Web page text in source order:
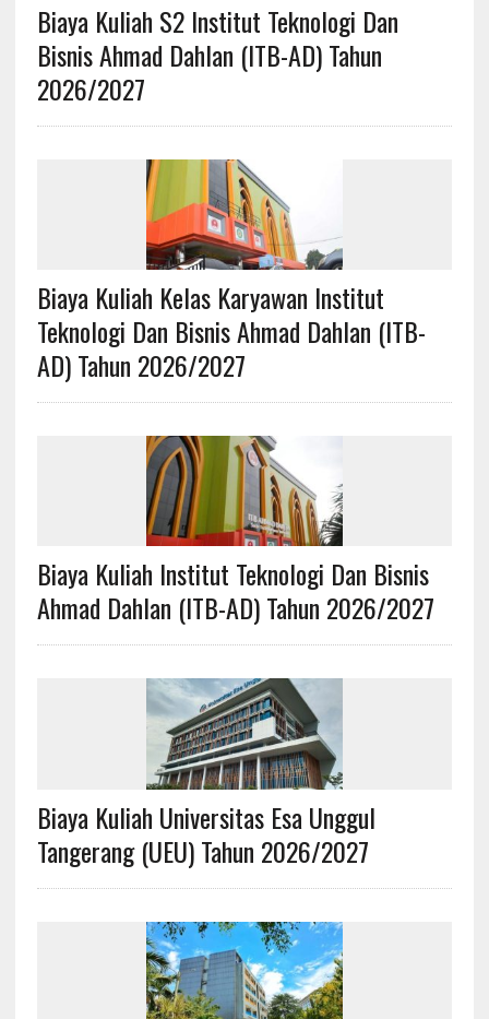
Biaya Kuliah S2 Institut Teknologi Dan
Bisnis Ahmad Dahlan (ITB-AD) Tahun
2026/2027
Biaya Kuliah Kelas Karyawan Institut
Teknologi Dan Bisnis Ahmad Dahlan (ITB-
AD) Tahun 2026/2027
Biaya Kuliah Institut Teknologi Dan Bisnis
Ahmad Dahlan (ITB-AD) Tahun 2026/2027
Biaya Kuliah Universitas Esa Unggul
Tangerang (UEU) Tahun 2026/2027